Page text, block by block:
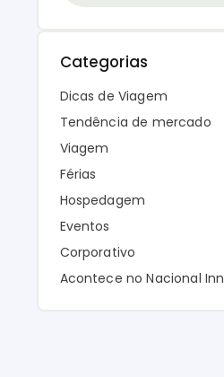
Categorias
Dicas de Viagem
Tendência de mercado
Viagem
Férias
Hospedagem
Eventos
Corporativo
Acontece no Nacional Inn